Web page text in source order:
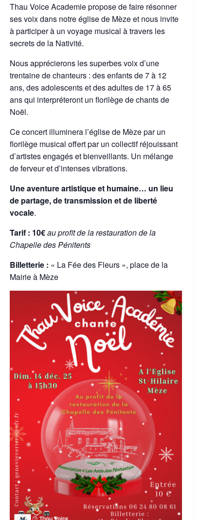
Thau Voice Academie propose de faire résonner
ses voix dans notre église de Mèze et nous invite
à participer à un voyage musical à travers les
secrets de la Nativité.
Nous apprécierons les superbes voix d’une
trentaine de chanteurs : des enfants de 7 à 12
ans, des adolescents et des adultes de 17 à 65
ans qui interpréteront un florilège de chants de
Noël.
Ce concert illuminera l’église de Mèze par un
florilège musical offert par un collectif réjouissant
d’artistes engagés et bienveillants. Un mélange
de ferveur et d’intenses vibrations.
Une aventure artistique et humaine… un lieu
de partage, de transmission et de liberté
vocale.
Tarif : 10€au profit de la restauration de la
Chapelle des Pénitents
Billetterie : « La Fée des Fleurs », place de la
Mairie à Mèze